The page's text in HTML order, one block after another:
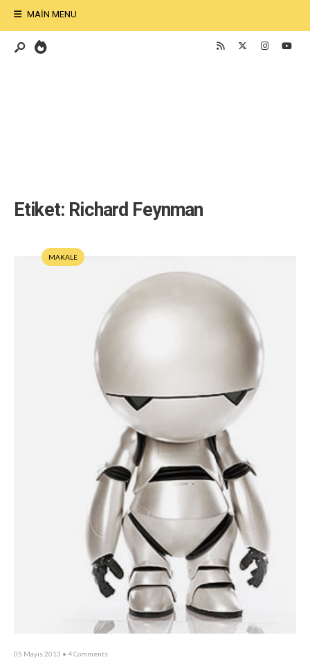
MAIN MENU
Etiket: Richard Feynman
MAKALE
05 Mayıs 2013 • 4 Comments